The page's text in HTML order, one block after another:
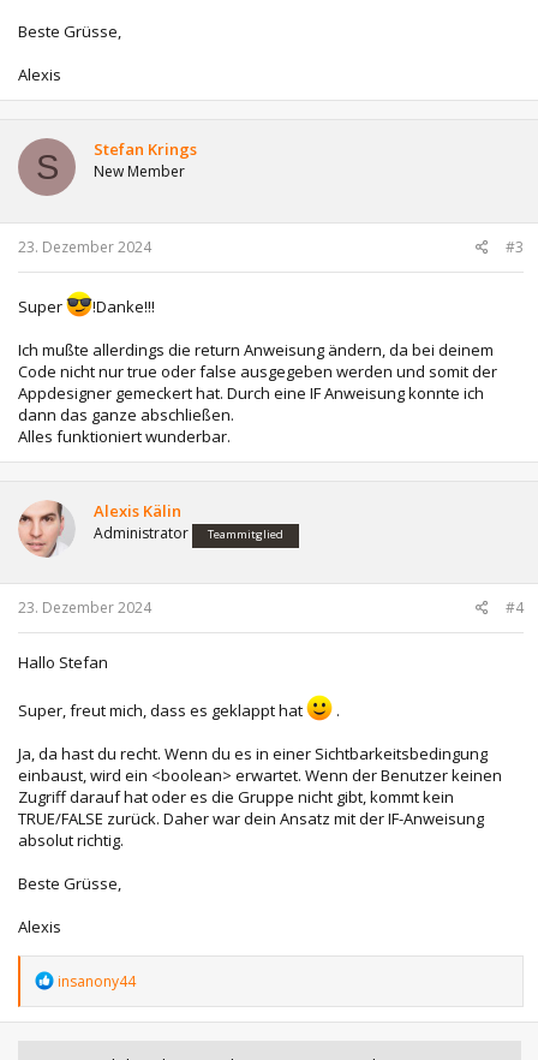
Beste Grüsse,
Alexis
S Stefan Krings
New Member
23. Dezember 2024 #3
Super
!Danke!!!
Ich mußte allerdings die return Anweisung ändern, da bei deinem
Code nicht nur true oder false ausgegeben werden und somit der
Appdesigner gemeckert hat. Durch eine IF Anweisung konnte ich
dann das ganze abschließen.
Alles funktioniert wunderbar.
Alexis Kälin
Administrator Teammitglied
23. Dezember 2024 #4
Hallo Stefan
Super, freut mich, dass es geklappt hat
.
Ja, da hast du recht. Wenn du es in einer Sichtbarkeitsbedingung
einbaust, wird ein <boolean> erwartet. Wenn der Benutzer keinen
Zugriff darauf hat oder es die Gruppe nicht gibt, kommt kein
TRUE/FALSE zurück. Daher war dein Ansatz mit der IF-Anweisung
absolut richtig.
Beste Grüsse,
Alexis
R
a
insanony44